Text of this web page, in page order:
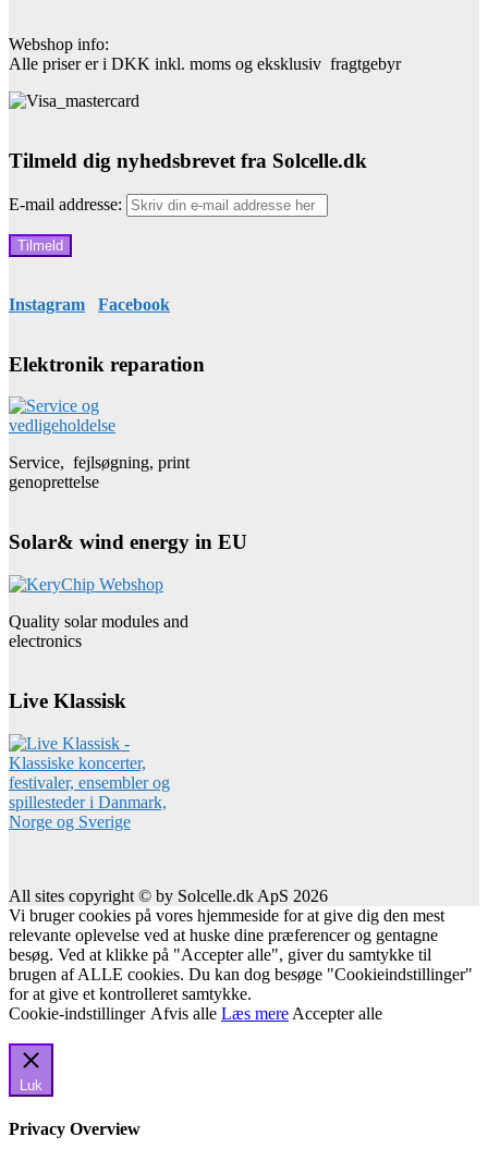
Webshop info:
Alle priser er i DKK inkl. moms og eksklusiv fragtgebyr
Tilmeld dig nyhedsbrevet fra Solcelle.dk
E-mail addresse:
Instagram Facebook
Elektronik reparation
Service, fejlsøgning, print
genoprettelse
Solar& wind energy in EU
Quality solar modules and
electronics
Live Klassisk
All sites copyright © by Solcelle.dk ApS 2026
Vi bruger cookies på vores hjemmeside for at give dig den mest
relevante oplevelse ved at huske dine præferencer og gentagne
besøg. Ved at klikke på "Accepter alle", giver du samtykke til
brugen af ALLE cookies. Du kan dog besøge "Cookieindstillinger"
for at give et kontrolleret samtykke.
Cookie-indstillinger Afvis alle Læs mere Accepter alle
Luk
Privacy Overview